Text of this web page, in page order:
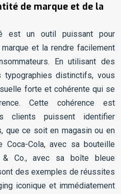
de marque et de la
est un outil puissant pour
et la rendre facilement
En utilisant des
distinctifs, vous
forte et cohérente qui se
Cette cohérence est
clients puissent identifier
que ce soit en magasin ou en
Coca-Cola, avec sa bouteille
& Co., avec sa boîte bleue
des exemples de réussites
iconique et immédiatement